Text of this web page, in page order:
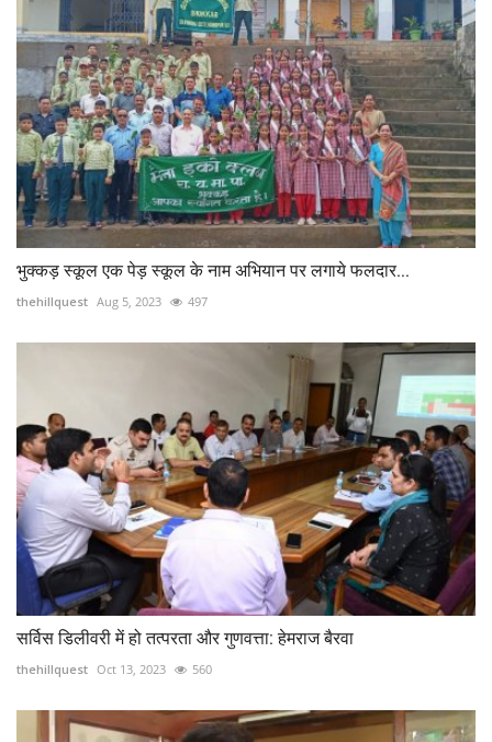
भुक्कड़ स्कूल एक पेड़ स्कूल के नाम अभियान पर लगाये फलदार...
thehillquest Aug 5, 2023 497
सर्विस डिलीवरी में हो तत्परता और गुणवत्ता: हेमराज बैरवा
thehillquest Oct 13, 2023 560